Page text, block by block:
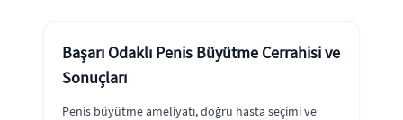
Başarı Odaklı Penis Büyütme Cerrahisi ve
Sonuçları
Penis büyütme ameliyatı, doğru hasta seçimi ve